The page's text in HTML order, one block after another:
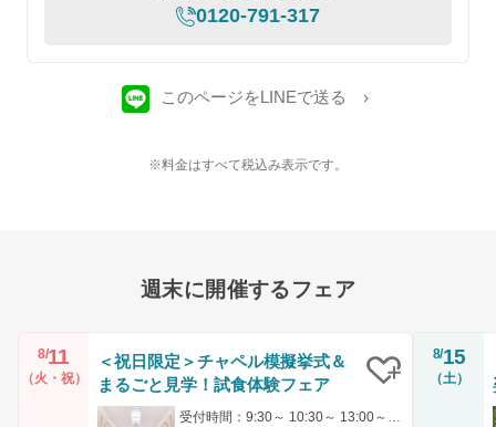
0120-791-317
このページをLINEで送る
※料金はすべて税込み表示です。
週末に開催するフェア
8/11
（火・祝）
＜祝日限定＞チャペル模擬挙式＆
まるごと見学！試食体験フェア
受付時間：9:30～ 10:30～ 13:00～ 14:30～ 15:00～
8/15
（土）